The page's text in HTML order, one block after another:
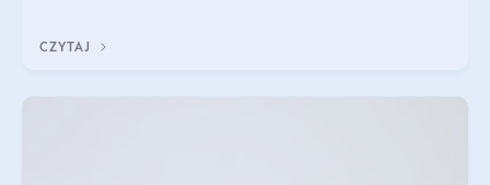
CZYTAJ